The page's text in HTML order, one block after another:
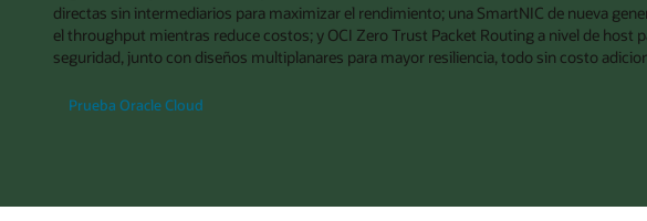
directas sin intermediarios para maximizar el rendimiento; una SmartNIC de nueva
el throughput mientras reduce costos; y OCI Zero Trust Packet Routing a nivel de host
seguridad, junto con diseños multiplanares para mayor resiliencia, todo sin costo
Prueba Oracle Cloud